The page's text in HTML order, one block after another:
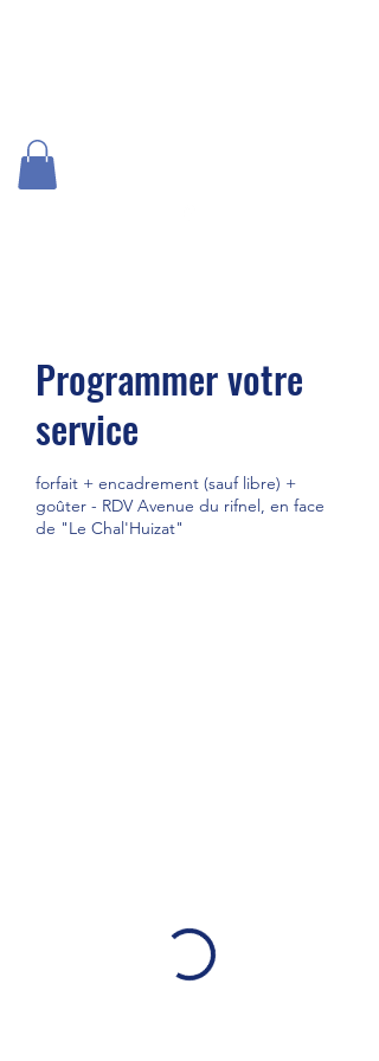
Programmer votre
service
forfait + encadrement (sauf libre) +
goûter - RDV Avenue du rifnel, en face
de "Le Chal'Huizat"